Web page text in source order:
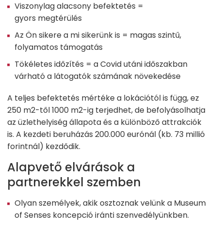
Viszonylag alacsony befektetés =
gyors megtérülés
Az Ön sikere a mi sikerünk is = magas szintű,
folyamatos támogatás
Tökéletes időzítés = a Covid utáni időszakban
várható a látogatók számának növekedése
A teljes befektetés mértéke a lokációtól is függ, ez
250 m2-től 1000 m2-ig terjedhet, de befolyásolhatja
az üzlethelyiség állapota és a különböző attrakciók
is. A kezdeti beruházás 200.000 eurónál (kb. 73 millió
forintnál) kezdődik.
Alapvető elvárások a
partnerekkel szemben
Olyan személyek, akik osztoznak velünk a Museum
of Senses koncepció iránti szenvedélyünkben.